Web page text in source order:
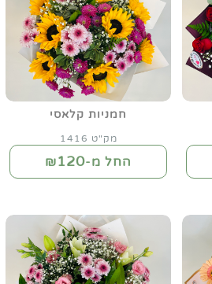
חמניות קלאסי
מק"ט 1416
החל מ-₪120